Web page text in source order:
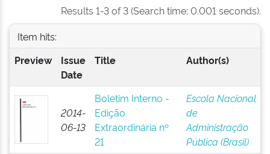
Results 1-3 of 3 (Search time: 0.001 seconds).
Item hits:
Preview
Issue
Date
Title Author(s)
2014-
06-13
Boletim Interno -
Edição
Extraordinária nº
21
Escola Nacional
de
Administração
Pública (Brasil)